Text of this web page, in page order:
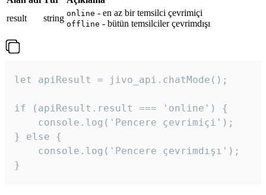
result
string online - en az bir temsilci çevrimiçi
offline - bütün temsilciler çevrimdışı
let apiResult = jivo_api.chatMode();
if (apiResult.result === 'online') {
    console.log('Pencere çevrimiçi');
} else {
    console.log('Pencere çevrimdışı');
}